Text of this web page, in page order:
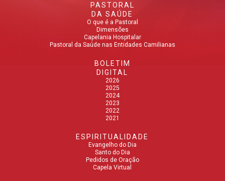
PASTORAL
DA SAÚDE
O que é a Pastoral
Dimensões
Capelania Hospitalar
Pastoral da Saúde nas Entidades Camilianas
BOLETIM
DIGITAL
2026
2025
2024
2023
2022
2021
ESPIRITUALIDADE
Evangelho do Dia
Santo do Dia
Pedidos de Oração
Capela Virtual